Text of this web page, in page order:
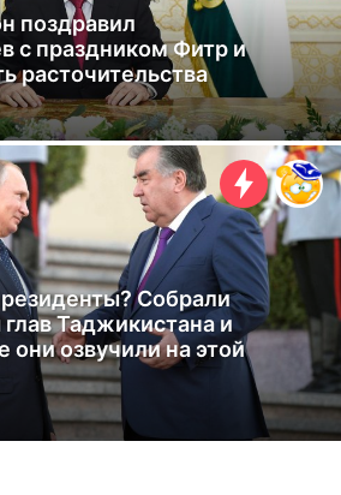
поздравил
с праздником Фитр и
расточительства
Собрали
Таджикистана и
они озвучили на этой